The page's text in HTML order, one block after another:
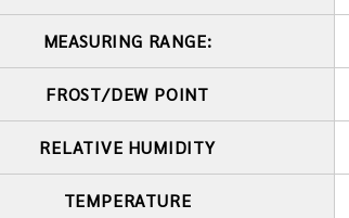
MEASURING RANGE:
FROST/DEW POINT
RELATIVE HUMIDITY
TEMPERATURE